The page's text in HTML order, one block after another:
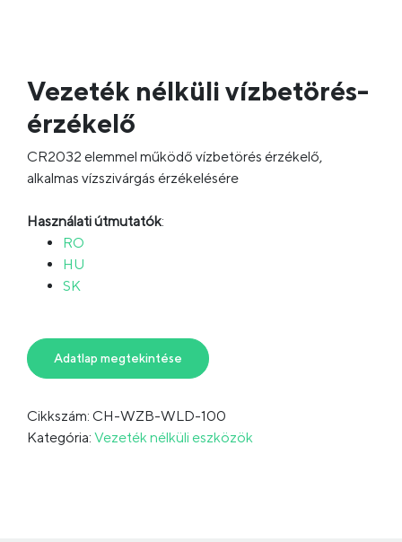
Vezeték nélküli vízbetörés-
érzékelő
CR2032 elemmel működő vízbetörés érzékelő,
alkalmas vízszivárgás érzékelésére
Használati útmutatók:
RO
HU
SK
Adatlap megtekintése
Cikkszám: CH-WZB-WLD-100
Kategória: Vezeték nélküli eszközök